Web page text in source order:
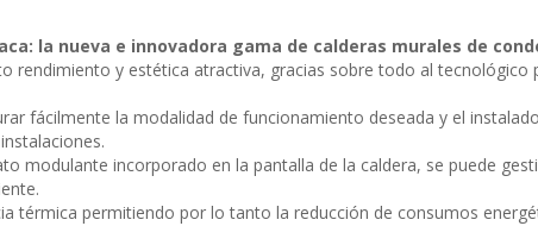
la nueva e innovadora gama de calderas murales de
rendimiento y estética atractiva, gracias sobre todo al tecnológico
fácilmente la modalidad de funcionamiento deseada y el
modulante incorporado en la pantalla de la caldera, se puede
térmica permitiendo por lo tanto la reducción de consumos